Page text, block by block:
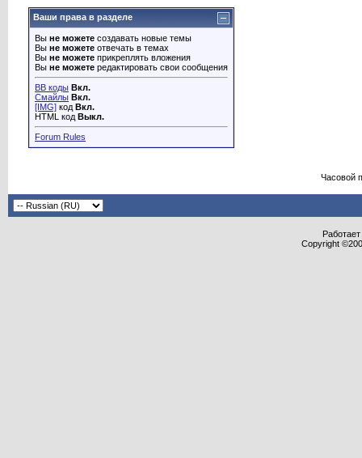
Ваши права в разделе
Вы не можете создавать новые темы
Вы не можете отвечать в темах
Вы не можете прикреплять вложения
Вы не можете редактировать свои сообщения
BB коды Вкл.
Смайлы Вкл.
[IMG] код Вкл.
HTML код Выкл.
Forum Rules
Часовой
Copyright